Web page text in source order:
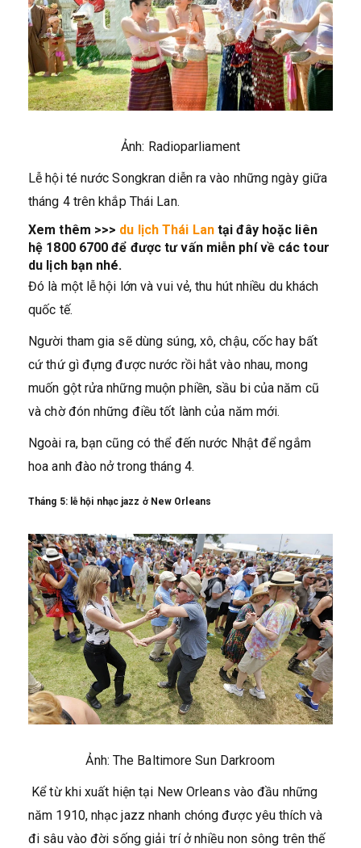
Ảnh: Radioparliament
Lễ hội té nước Songkran diễn ra vào những ngày giữa
tháng 4 trên khắp Thái Lan.
Xem thêm >>> du lịch Thái Lantại đây hoặc liên
hệ 1800 6700 để được tư vấn miễn phí về các tour
du lịch bạn nhé.
Đó là một lễ hội lớn và vui vẻ, thu hút nhiều du khách
quốc tế.
Người tham gia sẽ dùng súng, xô, chậu, cốc hay bất
cứ thứ gì đựng được nước rồi hắt vào nhau, mong
muốn gột rửa những muộn phiền, sầu bi của năm cũ
và chờ đón những điều tốt lành của năm mới.
Ngoài ra, bạn cũng có thể đến nước Nhật để ngắm
hoa anh đào nở trong tháng 4.
Tháng 5: lễ hội nhạc jazz ở New Orleans
Ảnh: The Baltimore Sun Darkroom
Kể từ khi xuất hiện tại New Orleans vào đầu những
năm 1910, nhạc jazz nhanh chóng được yêu thích và
đi sâu vào đời sống giải trí ở nhiều non sông trên thế